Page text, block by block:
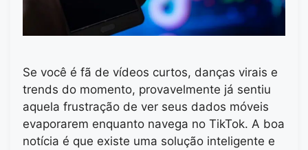
Se você é fã de vídeos curtos, danças virais e
trends do momento, provavelmente já sentiu
aquela frustração de ver seus dados móveis
evaporarem enquanto navega no TikTok. A boa
notícia é que existe uma solução inteligente e